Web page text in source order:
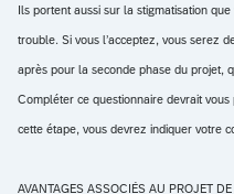
Ils portent aussi sur la stigmatisation
trouble. Si vous l’acceptez, vous serez
après pour la seconde phase du projet,
Compléter ce questionnaire devrait
cette étape, vous devrez indiquer votre
AVANTAGES ASSOCIÉS AU PROJET